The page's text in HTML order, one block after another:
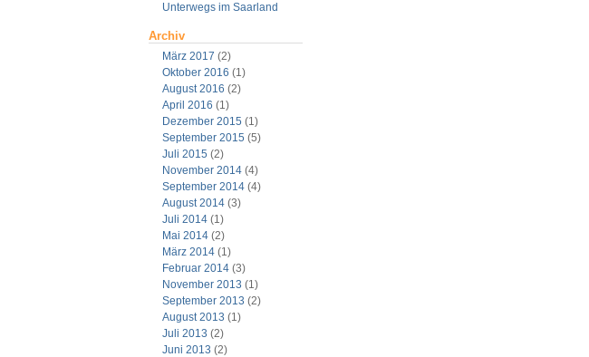
Unterwegs im Saarland
Archiv
März 2017 (2)
Oktober 2016 (1)
August 2016 (2)
April 2016 (1)
Dezember 2015 (1)
September 2015 (5)
Juli 2015 (2)
November 2014(4)
September 2014(4)
August 2014(3)
Juli 2014(1)
Mai 2014(2)
März 2014(1)
Februar 2014(3)
November 2013 (1)
September 2013 (2)
August 2013 (1)
Juli 2013 (2)
Juni 2013 (2)